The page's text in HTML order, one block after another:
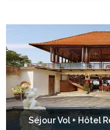
Séjour Vol + Hôtel